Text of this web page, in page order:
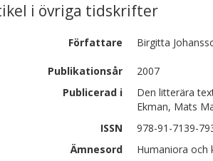
i övriga tidskrifter
Författare Birgitta
Publikationsår
2007
Publicerad i
Den litterära
Ekman, Mats
ISSN
978-91-7139-
Ämnesord
Humaniora